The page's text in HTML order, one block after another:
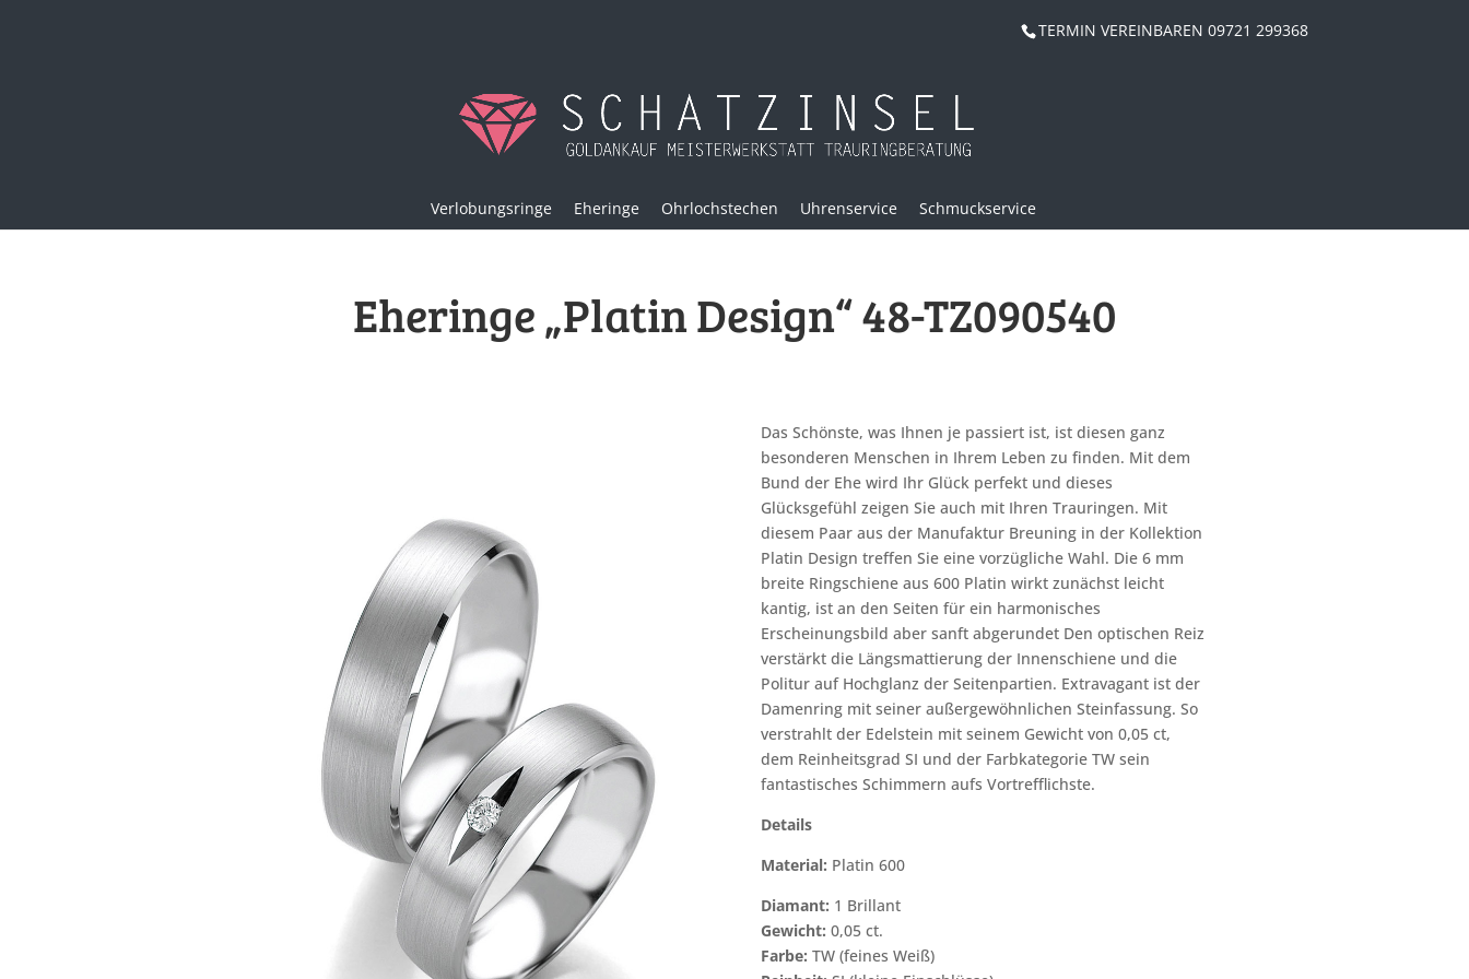
TERMIN VEREINBAREN 09721 299368
Verlobungsringe Eheringe Ohrlochstechen Uhrenservice Schmuckservice
Eheringe „Platin Design“ 48-TZ090540
Das Schönste, was Ihnen je passiert ist, ist diesen ganz
besonderen Menschen in Ihrem Leben zu finden. Mit dem
Bund der Ehe wird Ihr Glück perfekt und dieses
Glücksgefühl zeigen Sie auch mit Ihren Trauringen. Mit
diesem Paar aus der Manufaktur Breuning in der Kollektion
Platin Design treffen Sie eine vorzügliche Wahl. Die 6 mm
breite Ringschiene aus 600 Platin wirkt zunächst leicht
kantig, ist an den Seiten für ein harmonisches
Erscheinungsbild aber sanft abgerundet Den optischen Reiz
verstärkt die Längsmattierung der Innenschiene und die
Politur auf Hochglanz der Seitenpartien. Extravagant ist der
Damenring mit seiner außergewöhnlichen Steinfassung. So
verstrahlt der Edelstein mit seinem Gewicht von 0,05 ct,
dem Reinheitsgrad SI und der Farbkategorie TW sein
fantastisches Schimmern aufs Vortrefflichste.
Details
Material: Platin 600
Diamant: 1 Brillant
Gewicht: 0,05 ct.
Farbe: TW (feines Weiß)